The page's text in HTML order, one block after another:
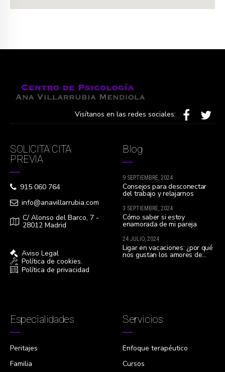
Visítanos en las redes sociales:
SOLICITA CITA
PREVIA
915 060 764
info@anavillarrubia.com
C/ Alonso del Barco, 7 -
28012 Madrid
Aviso Legal
Política de cookies.
Política de privacidad
Blog
9 SEPTIEMBRE, 2024
Consejos para desconectar
del trabajo y relajarnos
3 SEPTIEMBRE, 2024
Cómo saber si estoy
enamorada de mi pareja
24 JULIO, 2024
Ligar en vacaciones: ¿por qué
nos gustan los amores de
Especialidades
Peritajes
Familia
Servicios
Enfoque terapéutico
Cursos